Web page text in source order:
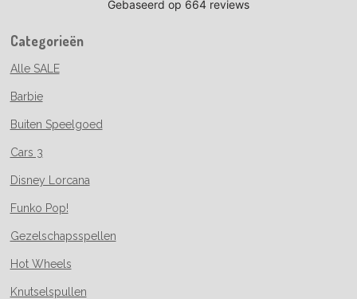
Categorieën
Alle SALE
Barbie
Buiten Speelgoed
Cars 3
Disney Lorcana
Funko Pop!
Gezelschapsspellen
Hot Wheels
Knutselspullen